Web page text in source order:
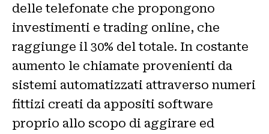
delle telefonate che propongono
investimenti e trading online, che
raggiunge il 30% del totale. In costante
aumento le chiamate provenienti da
sistemi automatizzati attraverso numeri
fittizi creati da appositi software
proprio allo scopo di aggirare ed